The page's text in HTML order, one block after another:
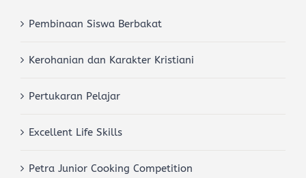
Pembinaan Siswa Berbakat
Kerohanian dan Karakter Kristiani
Pertukaran Pelajar
Excellent Life Skills
Petra Junior Cooking Competition